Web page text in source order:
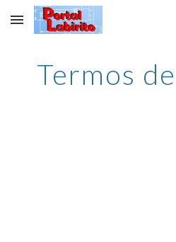
Skip to main content
Termos